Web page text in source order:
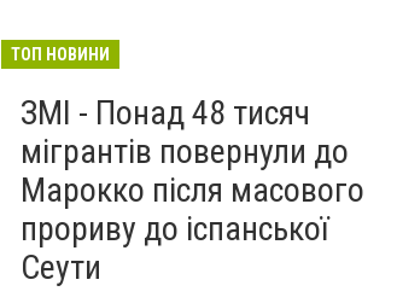
ТОП НОВИНИ
ЗМІ - Понад 48 тисяч
мігрантів повернули до
Марокко після масового
прориву до іспанської
Сеути